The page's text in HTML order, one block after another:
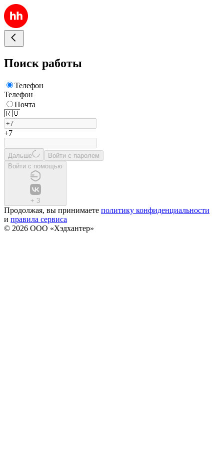
Поиск работы
Телефон
Телефон
Почта
🇷🇺
+7
Дальше
Войти с паролем
Войти с помощью
+ 3
Продолжая, вы принимаете политику конфиденциальности
и правила сервиса
© 2026 ООО «Хэдхантер»